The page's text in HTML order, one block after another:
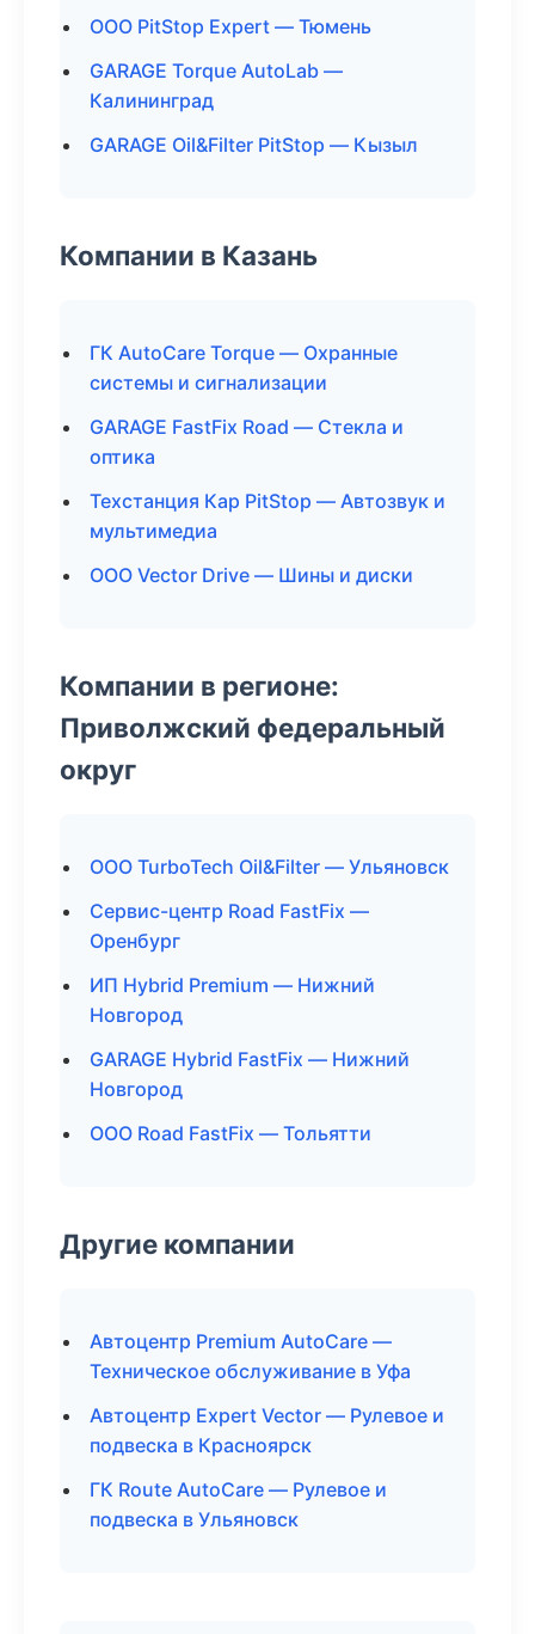
ООО PitStop Expert — Тюмень
GARAGE Torque AutoLab —
Калининград
GARAGE Oil&Filter PitStop — Кызыл
Компании в Казань
ГК AutoCare Torque — Охранные
системы и сигнализации
GARAGE FastFix Road — Стекла и
оптика
Техстанция Кар PitStop — Автозвук и
мультимедиа
ООО Vector Drive — Шины и диски
Компании в регионе:
Приволжский федеральный
округ
ООО TurboTech Oil&Filter — Ульяновск
Сервис-центр Road FastFix —
Оренбург
ИП Hybrid Premium — Нижний
Новгород
GARAGE Hybrid FastFix — Нижний
Новгород
ООО Road FastFix — Тольятти
Другие компании
Автоцентр Premium AutoCare —
Техническое обслуживание в Уфа
Автоцентр Expert Vector — Рулевое и
подвеска в Красноярск
ГК Route AutoCare — Рулевое и
подвеска в Ульяновск